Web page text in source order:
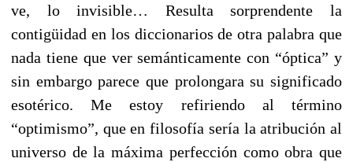
ve, lo invisible… Resulta sorprendente la
contigüidad en los diccionarios de otra palabra que
nada tiene que ver semánticamente con “óptica” y
sin embargo parece que prolongara su significado
esotérico. Me estoy refiriendo al término
“optimismo”, que en filosofía sería la atribución al
universo de la máxima perfección como obra que